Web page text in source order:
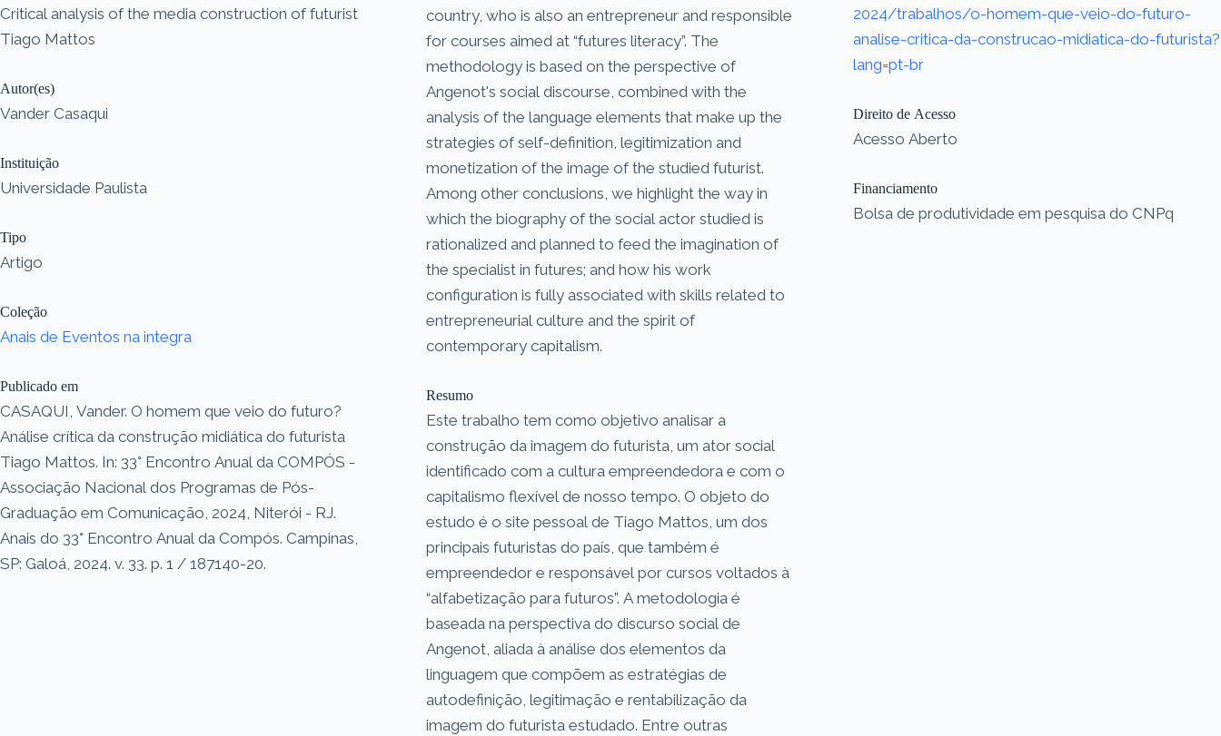
Critical analysis of the media construction of futurist
Tiago Mattos
Autor(es)
Vander Casaqui
Instituição
Universidade Paulista
Tipo
Artigo
Coleção
Anais de Eventos na integra
Publicado em
CASAQUI, Vander. O homem que veio do futuro?
Análise crítica da construção midiática do futurista
Tiago Mattos. In: 33° Encontro Anual da COMPÓS -
Associação Nacional dos Programas de Pós-
Graduação em Comunicação, 2024, Niterói - RJ.
Anais do 33° Encontro Anual da Compós. Campinas,
SP: Galoá, 2024. v. 33. p. 1 / 187140-20.
country, who is also an entrepreneur and responsible
for courses aimed at “futures literacy”. The
methodology is based on the perspective of
Angenot's social discourse, combined with the
analysis of the language elements that make up the
strategies of self-definition, legitimization and
monetization of the image of the studied futurist.
Among other conclusions, we highlight the way in
which the biography of the social actor studied is
rationalized and planned to feed the imagination of
the specialist in futures; and how his work
configuration is fully associated with skills related to
entrepreneurial culture and the spirit of
contemporary capitalism.
Resumo
Este trabalho tem como objetivo analisar a
construção da imagem do futurista, um ator social
identificado com a cultura empreendedora e com o
capitalismo flexível de nosso tempo. O objeto do
estudo é o site pessoal de Tiago Mattos, um dos
principais futuristas do país, que também é
empreendedor e responsável por cursos voltados à
“alfabetização para futuros”. A metodologia é
baseada na perspectiva do discurso social de
Angenot, aliada à análise dos elementos da
linguagem que compõem as estratégias de
autodefinição, legitimação e rentabilização da
imagem do futurista estudado. Entre outras
2024/trabalhos/o-homem-que-veio-do-futuro-
analise-critica-da-construcao-midiatica-do-futurista?
lang=pt-br
Direito de Acesso
Acesso Aberto
Financiamento
Bolsa de produtividade em pesquisa do CNPq